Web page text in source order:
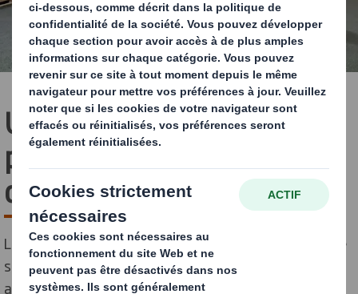
Une journée festive
placée sous le signe de la
convivialité et de la fierté.
Le 14 juin 2025 marquait une étape importante pour le
site de Thouarcé avec la célébration de son 50ème
anniversaire. Cet événement a été l'occasion de